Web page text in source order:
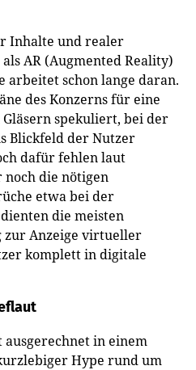
Inhalte und realer
AR (Augmented Reality)
arbeitet schon lange daran.
des Konzerns für eine
spekuliert, bei der
Blickfeld der Nutzer
dafür fehlen laut
die nötigen
etwa bei der
die meisten
zur Anzeige virtueller
komplett in digitale
in einem
Hype rund um